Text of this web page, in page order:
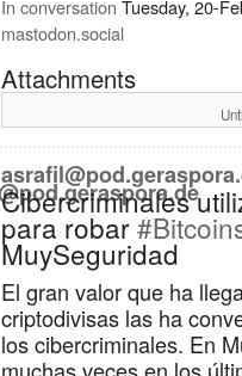
Pasen que el espacio es
In conversation Tuesday, 20-
mastodon.social
Attachments
Cibercriminales
para robar
MuySeguridad
El gran valor que ha
criptodivisas las ha
los cibercriminales. En